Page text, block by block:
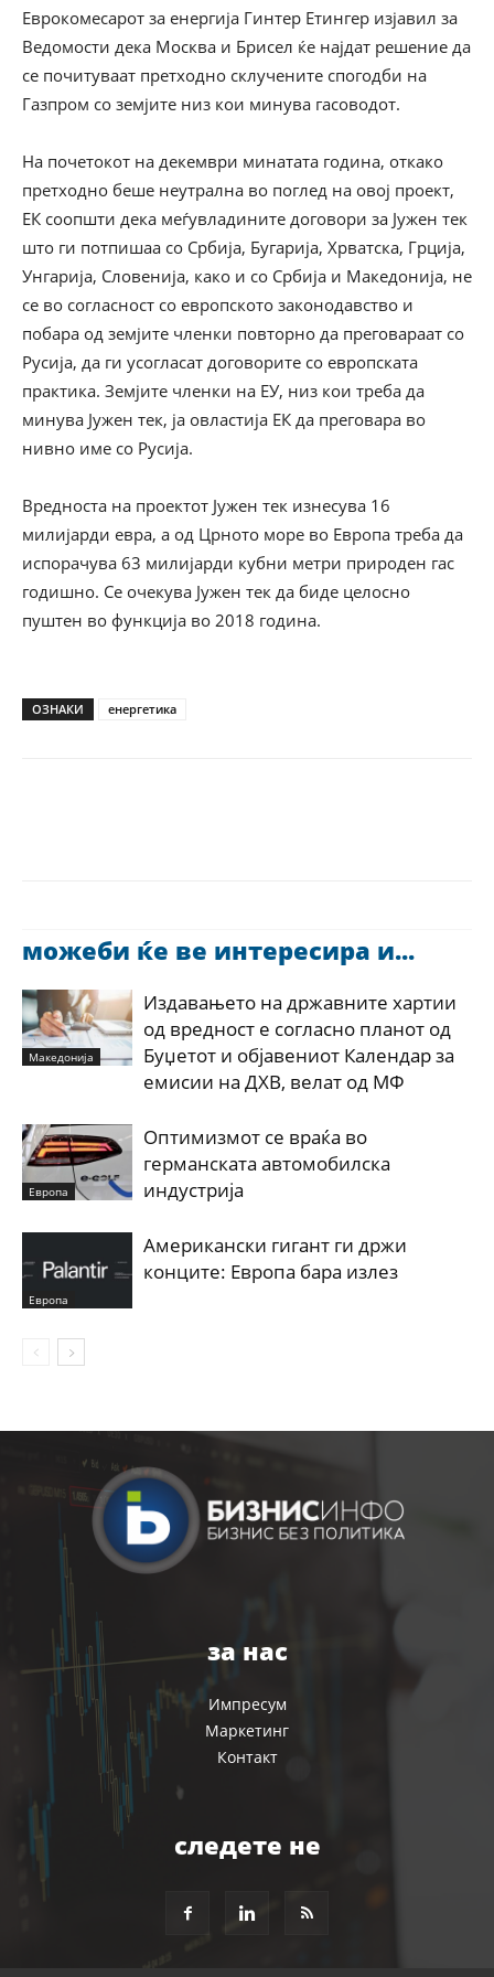
Еврокомесарот за енергија Гинтер Етингер изјавил за
Ведомости дека Москва и Брисел ќе најдат решение да
се почитуваат претходно склучените спогодби на
Газпром со земјите низ кои минува гасоводот.
На почетокот на декември минатата година, откако
претходно беше неутрална во поглед на овој проект,
ЕК соопшти дека меѓувладините договори за Јужен тек
што ги потпишаа со Србија, Бугарија, Хрватска, Грција,
Унгарија, Словенија, како и со Србија и Македонија, не
се во согласност со европското законодавство и
побара од земјите членки повторно да преговараат со
Русија, да ги усогласат договорите со европската
практика. Земјите членки на ЕУ, низ кои треба да
минува Јужен тек, ја овластија ЕК да преговара во
нивно име со Русија.
Вредноста на проектот Јужен тек изнесува 16
милијарди евра, а од Црното море во Европа треба да
испорачува 63 милијарди кубни метри природен гас
годишно. Се очекува Јужен тек да биде целосно
пуштен во функција во 2018 година.
ОЗНАКИ енергетика
можеби ќе ве интересира и...
Македонија
Издавањето на државните хартии
од вредност е согласно планот од
Буџетот и објавениот Календар за
емисии на ДХВ, велат од МФ
Европа
Оптимизмот се враќа во
германската автомобилска
индустрија
Европа
Американски гигант ги држи
конците: Европа бара излез
за нас
Импресум
Маркетинг
Контакт
следете не